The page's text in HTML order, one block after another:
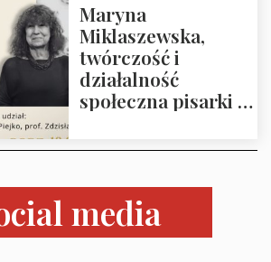
Maryna
Miklaszewska,
twórczość i
działalność
społeczna pisarki –
Piejko,
czerwca 2026 r.
godz. 18:00 w Domu
Trójmorza.
media